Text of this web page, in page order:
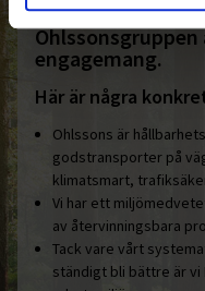
Den
engagemang.
Här är några
Ohlssons är
godstransporter på
klimatsmart,
Vi har ett
av återvinningsbara
Tack vare vårt
ständigt bli bättre är